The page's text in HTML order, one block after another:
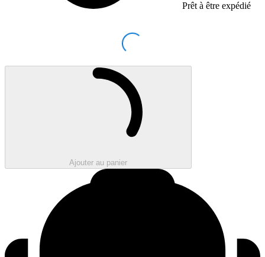
Prêt à être expédié
Loading...
Ajouter au panier